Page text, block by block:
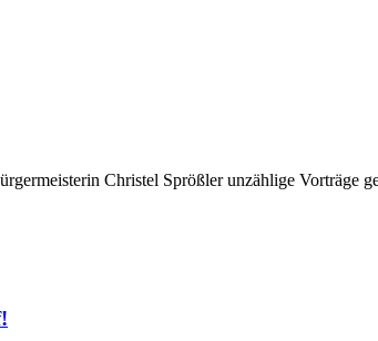
Christel Sprößler unzählige Vorträge